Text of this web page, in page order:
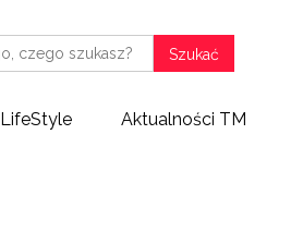
Szukać
LifeStyle Aktualności TM